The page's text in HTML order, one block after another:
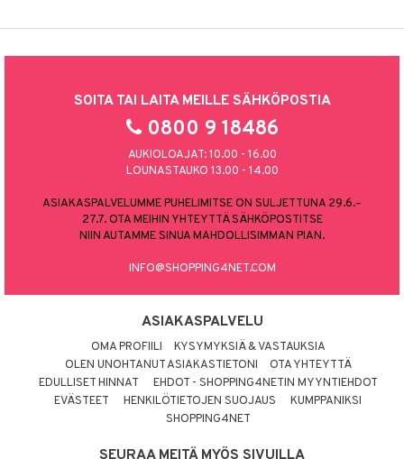
SOITA TAI LAITA MEILLE SÄHKÖPOSTIA
0800 9 18486
AUKIOLOAJAT: 10.00 - 16.00
LOUNASTAUKO 13.00 - 14.00
ASIAKASPALVELUMME PUHELIMITSE ON SULJETTUNA 29.6.–
27.7. OTA MEIHIN YHTEYTTÄ SÄHKÖPOSTITSE
NIIN AUTAMME SINUA MAHDOLLISIMMAN PIAN.
INFO@SHOPPING4NET.COM
ASIAKASPALVELU
OMA PROFIILI
KYSYMYKSIÄ & VASTAUKSIA
OLEN UNOHTANUT ASIAKASTIETONI
OTA YHTEYTTÄ
EDULLISET HINNAT
EHDOT - SHOPPING4NETIN MYYNTIEHDOT
EVÄSTEET
HENKILÖTIETOJEN SUOJAUS
KUMPPANIKSI
SHOPPING4NET
SEURAA MEITÄ MYÖS SIVUILLA